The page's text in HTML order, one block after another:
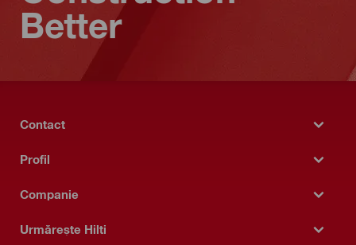
Better
Contact
Profil
Companie
Urmărește Hilti